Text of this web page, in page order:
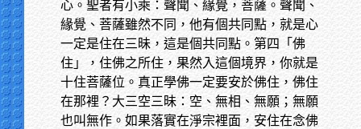
心。聖者有小乘：聲聞、緣覺，菩薩。聲聞、
緣覺、菩薩雖然不同，他有個共同點，就是心
一定是住在三昧，這是個共同點。第四「佛
住」，住佛之所住，果然入這個境界，你就是
十住菩薩位。真正學佛一定要安於佛住，佛住
在那裡？大三空三昧：空、無相、無願；無願
也叫無作。如果落實在淨宗裡面，安住在念佛